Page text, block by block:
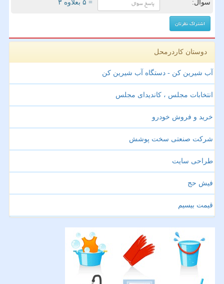
سوال: = ۵ بعلاوه ۳
دوستان کاردرمحل
آب شیرین کن - دستگاه آب شیرین کن
انتخابات مجلس ، کاندیدای مجلس
خرید و فروش خودرو
شرکت صنعتی سخت پوشش
طراحی سایت
فیش حج
قیمت بیسیم